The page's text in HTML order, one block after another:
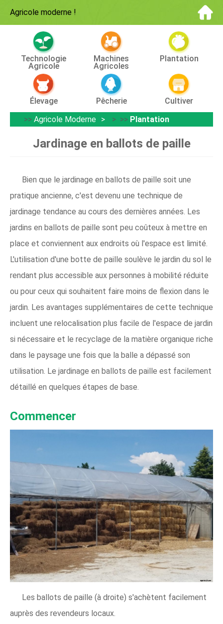
Agricole moderne !
Technologie
Agricole
Machines
Agricoles
Plantation
Élevage Pêcherie
Cultiver
>> Agricole Moderne > >> Plantation
Jardinage en ballots de paille
Bien que le jardinage en ballots de paille soit une
pratique ancienne, c'est devenu une technique de
jardinage tendance au cours des dernières années. Les
jardins en ballots de paille sont peu coûteux à mettre en
place et conviennent aux endroits où l'espace est limité.
L'utilisation d'une botte de paille soulève le jardin du sol le
rendant plus accessible aux personnes à mobilité réduite
ou pour ceux qui souhaitent faire moins de flexion dans le
jardin. Les avantages supplémentaires de cette technique
incluent une relocalisation plus facile de l'espace de jardin
si nécessaire et le recyclage de la matière organique riche
dans le paysage une fois que la balle a dépassé son
utilisation. Le jardinage en ballots de paille est facilement
détaillé en quelques étapes de base.
Commencer
Les ballots de paille (à droite) s'achètent facilement
auprès des revendeurs locaux.